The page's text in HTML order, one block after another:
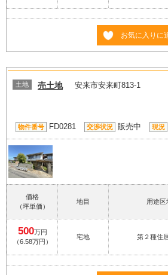
お気に入りに
土地 売土地 安来市安来町813-1
物件番号 FD0281 交渉状況 販売中 現況
価格
（坪単価）
地目 用途区
500万円
（6.58万円）
宅地 第２種住